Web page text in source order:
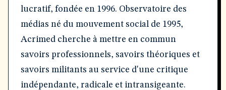
lucratif, fondée en 1996. Observatoire des
médias né du mouvement social de 1995,
Acrimed cherche à mettre en commun
savoirs professionnels, savoirs théoriques et
savoirs militants au service d'une critique
indépendante, radicale et intransigeante.